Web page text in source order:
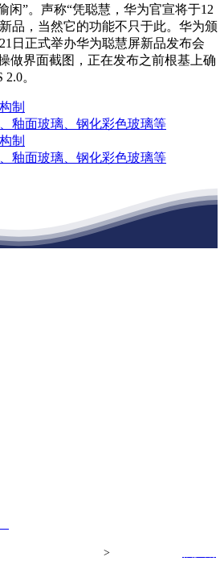
闲”。声称“凭聪慧，华为官宣将于12
品，当然它的功能不只于此。华为颁
日正式举办华为聪慧屏新品发布会
做界面截图，正在发布之前根基上确
。
制
釉面玻璃、钢化彩色玻璃等
制
釉面玻璃、钢化彩色玻璃等
>